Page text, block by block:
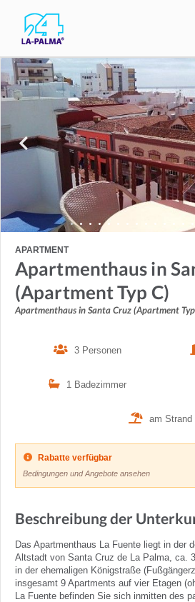
APARTMENT
Apartmenthaus in
(Apartment Typ C)
Apartmenthaus in Santa Cruz (Apartment
3 Personen
1 Badezimmer
am Strand
Rabatte verfügbar
Bedingungen und Angebote ansehen
Beschreibung der
Das Apartmenthaus La Fuente liegt in der
Altstadt von Santa Cruz de La Palma, ca.
in der ehemaligen Königstraße
insgesamt 9 Apartments auf vier Etagen
La Fuente befinden Sie sich inmitten des